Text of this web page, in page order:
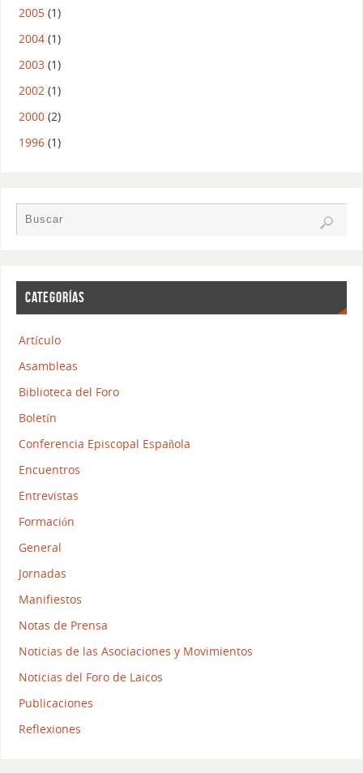
2005(1)
2004(1)
2003(1)
2002(1)
2000(2)
1996(1)
CATEGORÍAS
Artículo
Asambleas
Biblioteca del Foro
Boletín
Conferencia Episcopal Española
Encuentros
Entrevistas
Formación
General
Jornadas
Manifiestos
Notas de Prensa
Noticias de las Asociaciones y Movimientos
Noticias del Foro de Laicos
Publicaciones
Reflexiones